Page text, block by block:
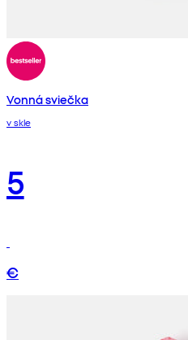
Vonná sviečka
v skle
5
€